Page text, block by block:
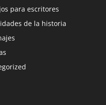
para escritores
de la historia